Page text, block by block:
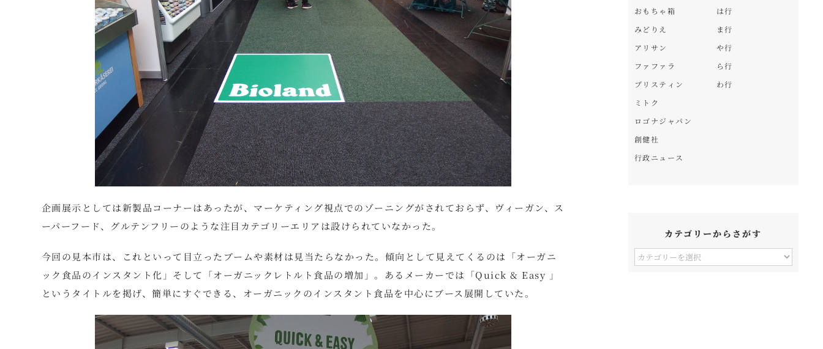
企画展示としては新製品コーナーはあったが、マーケティング視点でのゾーニングがされておらず、ヴィーガン、ス
ーパーフード、グルテンフリーのような注目カテゴリーエリアは設けられていなかった。
今回の見本市は、これといって目立ったブームや素材は見当たらなかった。傾向として見えてくるのは「オーガニ
ック食品のインスタント化」そして「オーガニックレトルト食品の増加」。あるメーカーでは「Quick & Easy 」
というタイトルを掲げ、簡単にすぐできる、オーガニックのインスタント食品を中心にブース展開していた。
おもちゃ箱
みどりえ
アリサン
ファファラ
プリスティン
ミトク
ロゴナジャパン
創健社
行政ニュース
は行
ま行
や行
ら行
わ行
カテゴリーからさがす
カ